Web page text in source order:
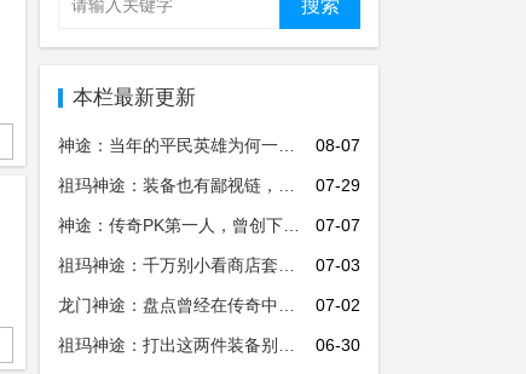
本栏最新更新
08-07
神途：当年的平民英雄为何一夜之间就被击败？背后内幕令人担忧！
07-29
祖玛神途：装备也有鄙视链，法师玩家因为这件装备一直处于鄙视链底层
07-07
神途：传奇PK第一人，曾创下一人击退50人辉煌战绩！
07-03
祖玛神途：千万别小看商店套了？这几件装备有大作用!
07-02
龙门神途：盘点曾经在传奇中的氪金大佬，其中一位消费上亿元！
06-30
祖玛神途：打出这两件装备别再丢掉了，最后一个全服只有一件！